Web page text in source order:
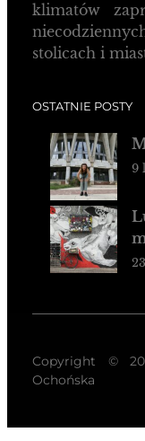
klimatów
stolicach i
OSTATNIE POSTY
9
Copyright ©
Ochońska